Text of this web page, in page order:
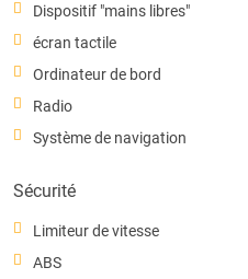
Dispositif "mains libres"
écran tactile
Ordinateur de bord
Radio
Système de navigation
Sécurité
Limiteur de vitesse
ABS